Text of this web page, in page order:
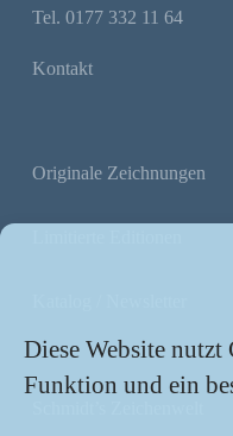
Diese Website
Funktion und ein
Tel. 0177 332 11 64
Kontakt
Originale Zeichnungen